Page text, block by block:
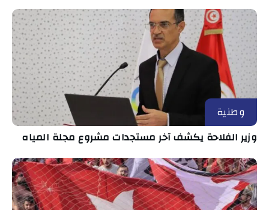
وطنية
وزير الفلاحة يكشف آخر مستجدات مشروع مجلة المياه